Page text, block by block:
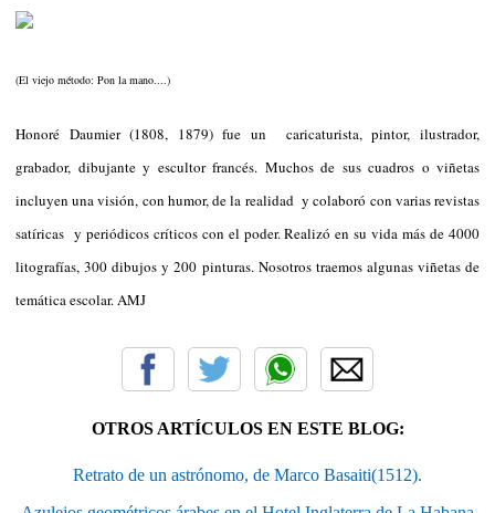
(El viejo método: Pon la mano....)
Honoré Daumier (1808, 1879) fue un caricaturista, pintor, ilustrador,
grabador, dibujante y escultor francés. Muchos de sus cuadros o viñetas
incluyen una visión, con humor, de la realidad y colaboró con varias revistas
satíricas y periódicos críticos con el poder. Realizó en su vida más de 4000
litografías, 300 dibujos y 200 pinturas. Nosotros traemos algunas viñetas de
temática escolar. AMJ
OTROS ARTÍCULOS EN ESTE BLOG:
Retrato de un astrónomo, de Marco Basaiti(1512).